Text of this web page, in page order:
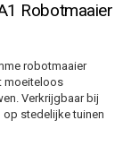
Robotmaaier
robotmaaier
moeiteloos
Verkrijgbaar bij
op stedelijke tuinen